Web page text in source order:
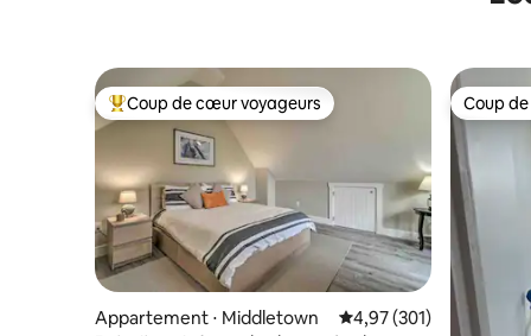
Coups de cœur voyageurs les plus appréciés
Coup de cœur voyageurs
Appartement ⋅ Middletown Évaluation moyenne
4,97 (301)
Coup
Coup